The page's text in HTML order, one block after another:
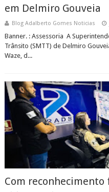
em Delmiro Gouveia
Blog Adalberto Gomes Noticias
Banner. : Assessoria A
Trânsito (SMTT) de Delmiro
Waze, d...
Com reconhecimento